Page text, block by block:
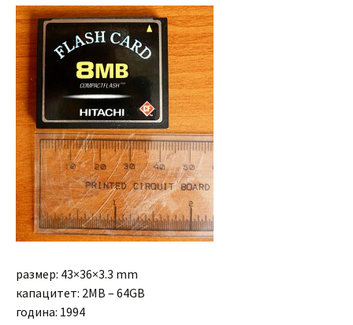
размер: 43×36×3.3 mm
капацитет: 2MB – 64GB
година: 1994